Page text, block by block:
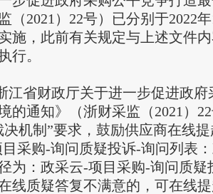
（2021）22号）已分别于2022
施，此前有关规定与上述文件
行。
省财政厅关于进一步促进政府
的通知》（浙财采监（2021）
决机制”要求，鼓励供应商在线
采购-询问质疑投诉-询问列表
为：政采云-项目采购-询问质疑
线质疑答复不满意的，可在线